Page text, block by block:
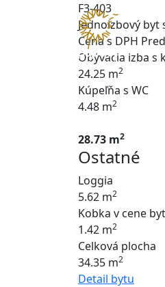
F3-403
Jednoizbový byt
Cena s DPH
Obývacia izba s
24.25 m2
Kúpeľňa s WC
4.48 m2
28.73 m2
Ostatné
Loggia
5.62 m2
Kobka v cene
1.42 m2
Celková plocha
34.35 m2
Detail bytu